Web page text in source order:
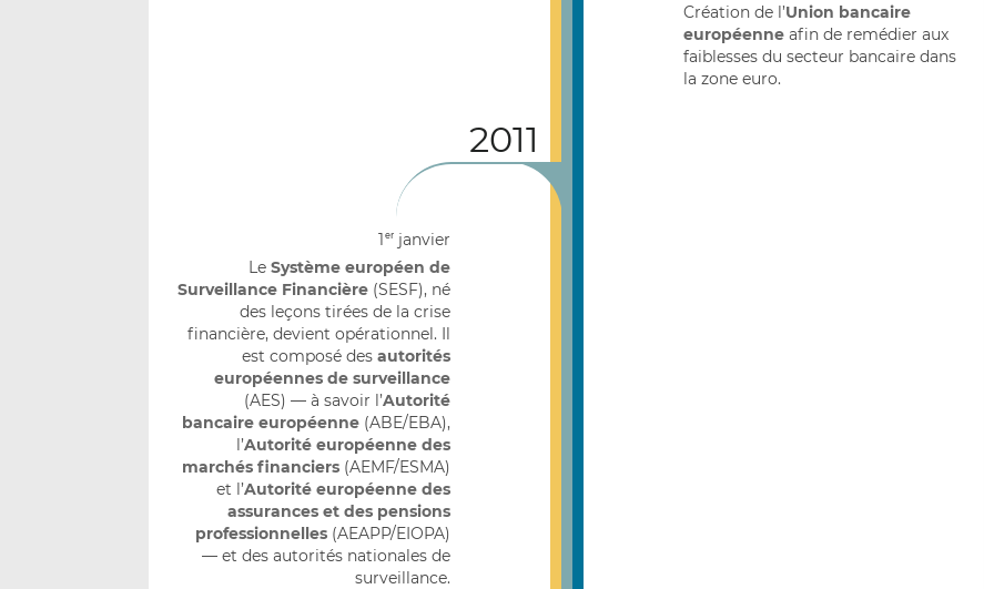
Création de l’Union bancaire
européenneafin de remédier aux
faiblesses du secteur bancaire dans
la zone euro.
2011
1 erjanvier
Le Système européen de
Surveillance Financière(SESF), né
des leçons tirées de la crise
financière, devient opérationnel. Il
est composé des autorités
européennes de surveillance
(AES) — à savoir l’Autorité
bancaire européenne(ABE/EBA),
l’Autorité européenne des
marchés financiers(AEMF/ESMA)
et l’Autorité européenne des
assurances et des pensions
professionnelles(AEAPP/EIOPA)
— et des autorités nationales de
surveillance.